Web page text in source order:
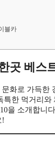
블카
곳 베스
화로 가득한
특한 먹거리
을 소개합니
!